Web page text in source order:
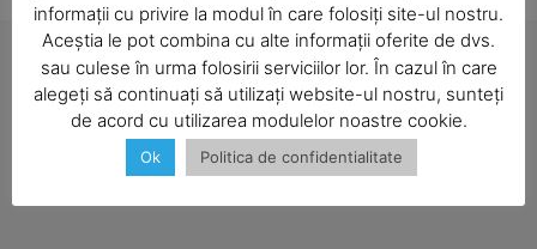
SUBSCRIBE NOW
Company
informații cu privire la modul în care folosiți site-ul nostru.
Aceștia le pot combina cu alte informații oferite de dvs.
sau culese în urma folosirii serviciilor lor. În cazul în care
alegeți să continuați să utilizați website-ul nostru, sunteți
de acord cu utilizarea modulelor noastre cookie.
Ok Politica de confidentialitate